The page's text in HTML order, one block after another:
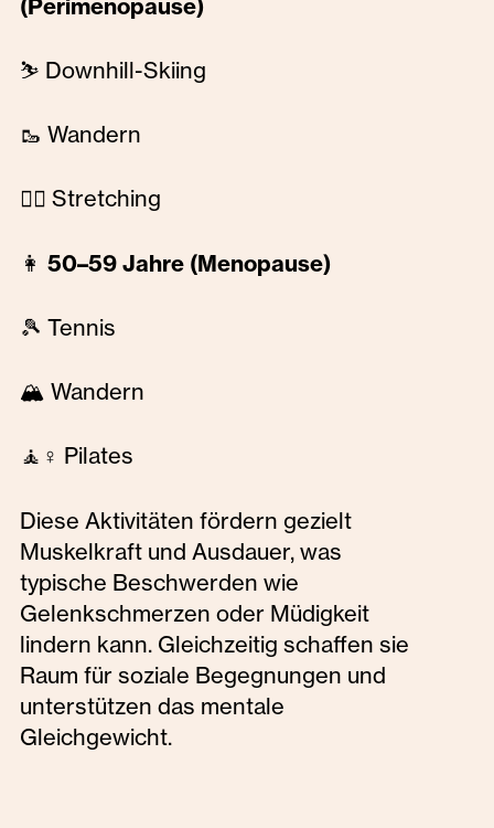
(Perimenopause)
⛷️ Downhill-Skiing
🥾 Wandern
🧘‍♀️ Stretching
👩 50–59 Jahre (Menopause)
🎾 Tennis
🏔️ Wandern
🧘♀️ Pilates
Diese Aktivitäten fördern gezielt
Muskelkraft und Ausdauer, was
typische Beschwerden wie
Gelenkschmerzen oder Müdigkeit
lindern kann. Gleichzeitig schaffen sie
Raum für soziale Begegnungen und
unterstützen das mentale
Gleichgewicht.